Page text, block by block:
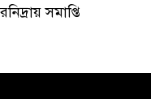
সমাপ্তি
সহযোগিতা